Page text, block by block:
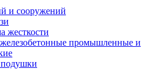
и сооружений
жесткости
промышленные и